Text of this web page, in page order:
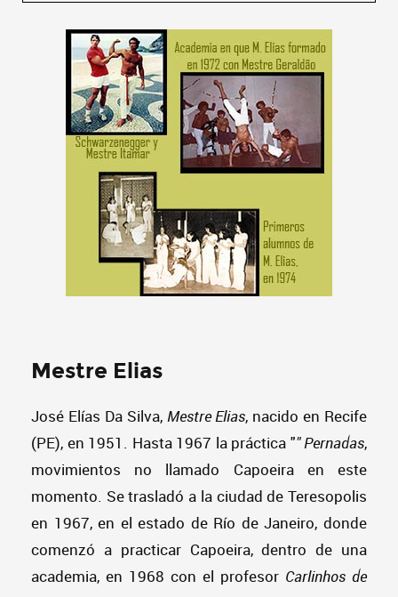
Mestre Elias
José Elías Da Silva, Mestre Elias, nacido en Recife
(PE), en 1951. Hasta 1967 la práctica "" Pernadas,
movimientos no llamado Capoeira en este
momento. Se trasladó a la ciudad de Teresopolis
en 1967, en el estado de Río de Janeiro, donde
comenzó a practicar Capoeira, dentro de una
academia, en 1968 con el profesor Carlinhos de